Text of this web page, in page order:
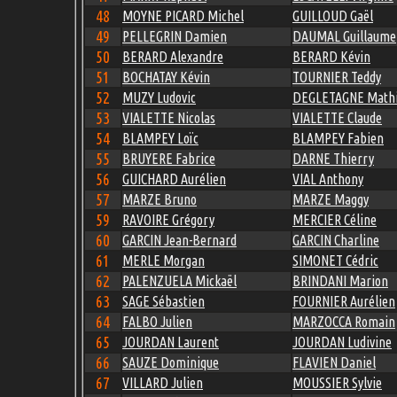
48 MOYNE PICARD Michel GUILLOUD Gaël
49 PELLEGRIN Damien DAUMAL Guillaume
50 BERARD Alexandre BERARD Kévin
51 BOCHATAY Kévin TOURNIER Teddy
52 MUZY Ludovic DEGLETAGNE
53 VIALETTE Nicolas VIALETTE Claude
54 BLAMPEY Loïc BLAMPEY Fabien
55 BRUYERE Fabrice DARNE Thierry
56 GUICHARD Aurélien VIAL Anthony
57 MARZE Bruno MARZE Maggy
59 RAVOIRE Grégory MERCIER Céline
60 GARCIN Jean-Bernard GARCIN Charline
61 MERLE Morgan SIMONET Cédric
62 PALENZUELA Mickaël BRINDANI Marion
63 SAGE Sébastien FOURNIER Aurélien
64 FALBO Julien MARZOCCA Romain
65 JOURDAN Laurent JOURDAN Ludivine
66 SAUZE Dominique FLAVIEN Daniel
67 VILLARD Julien MOUSSIER Sylvie